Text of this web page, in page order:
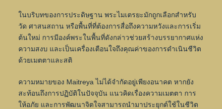
ในบริบทของการประดิษฐาน พระไมเตรยะมักถูกเลือกสำหรับ
วัด ศาสนสถาน หรือพื้นที่ที่ต้องการสื่อถึงความหวังและการเริ่ม
ต้นใหม่ การมีองค์พระในพื้นที่ดังกล่าวช่วยสร้างบรรยากาศแห่ง
ความสงบ และเป็นเครื่องเตือนใจถึงคุณค่าของการดำเนินชีวิต
ด้วยเมตตาและสติ
ความหมายของ Maitreya ไม่ได้จำกัดอยู่เพียงอนาคต หากยัง
สะท้อนถึงการปฏิบัติในปัจจุบัน แนวคิดเรื่องความเมตตา การ
ให้อภัย และการพัฒนาจิตใจสามารถนำมาประยุกต์ใช้ในชีวิต